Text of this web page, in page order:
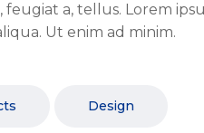
feugiat a, tellus. Lorem
Ut enim ad minim.
Design